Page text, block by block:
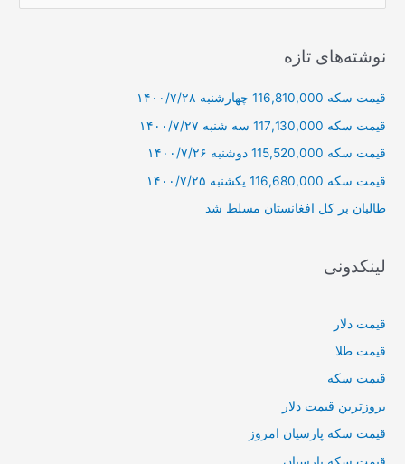
ب
ر
ا
نوشته‌های تازه
قیمت سکه 116,810,000 چهارشنبه ۱۴۰۰/۷/۲۸
قیمت سکه 117,130,000 سه شنبه ۱۴۰۰/۷/۲۷
قیمت سکه 115,520,000 دوشنبه ۱۴۰۰/۷/۲۶
قیمت سکه 116,680,000 یکشنبه ۱۴۰۰/۷/۲۵
طالبان بر كل افغانستان مسلط شد
لینکدونی
قیمت دلار
قیمت طلا
قیمت سکه
بروزترین قیمت دلار
قیمت سکه پارسیان امروز
قیمت سکه پارسیان